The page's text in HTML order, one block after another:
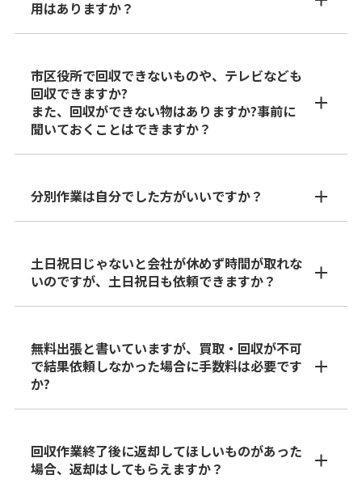
用はありますか？
市区役所で回収できないものや、テレビなども
回収できますか?
また、回収ができない物はありますか?事前に
聞いておくことはできますか？
分別作業は自分でした方がいいですか？
土日祝日じゃないと会社が休めず時間が取れな
いのですが、土日祝日も依頼できますか？
無料出張と書いていますが、買取・回収が不可
で結果依頼しなかった場合に手数料は必要です
か?
回収作業終了後に返却してほしいものがあった
場合、返却はしてもらえますか？